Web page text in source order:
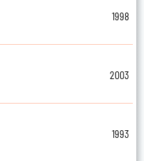
1998
2003
1993